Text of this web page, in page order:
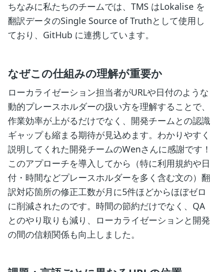
ちなみに私たちのチームでは、TMS はLokalise を
翻訳データのSingle Source of Truthとして使用し
ており、GitHub に連携しています。
なぜこの仕組みの理解が重要か
ローカライゼーション担当者がURLや日付のような
動的プレースホルダーの扱い方を理解することで、
作業効率が上がるだけでなく、開発チームとの認識
ギャップも縮まる期待が見込めます。わかりやすく
説明してくれた開発チームのWenさんに感謝です！
このアプローチを導入してから（特に利用規約や日
付・時間などプレースホルダーを多く含む文の）翻
訳対応箇所の修正工数が月に5件ほどからほぼゼロ
に削減されたのです。時間の節約だけでなく、QA
とのやり取りも減り、ローカライゼーションと開発
の間の信頼関係も向上しました。